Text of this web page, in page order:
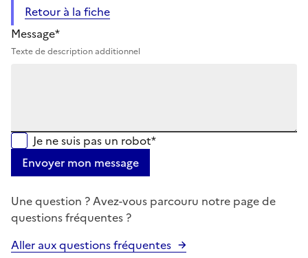
Retour à la fiche
Message*
Texte de description additionnel
Je ne suis pas un robot*
Envoyer mon message
Une question ? Avez-vous parcouru notre page de
questions fréquentes ?
Aller aux questions fréquentes